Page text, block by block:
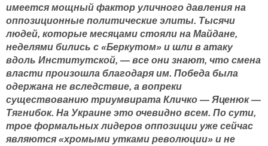
имеется мощный фактор уличного давления на
оппозиционные политические элиты. Тысячи
людей, которые месяцами стояли на Майдане,
неделями бились с «Беркутом» и шли в атаку
вдоль Институтской, — все они знают, что смена
власти произошла благодаря им. Победа была
одержана не вследствие, а вопреки
существованию триумвирата Кличко — Яценюк —
Тягнибок. На Украине это очевидно всем. По сути,
трое формальных лидеров оппозиции уже сейчас
являются «хромыми утками революции» и не